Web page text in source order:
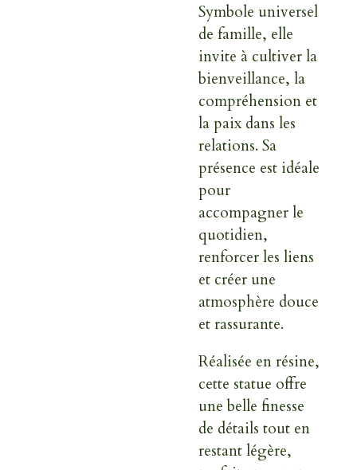
Symbole universel
de famille, elle
invite à cultiver la
bienveillance, la
compréhension et
la paix dans les
relations. Sa
présence est idéale
pour
accompagner le
quotidien,
renforcer les liens
et créer une
atmosphère douce
et rassurante.
Réalisée en résine,
cette statue offre
une belle finesse
de détails tout en
restant légère,